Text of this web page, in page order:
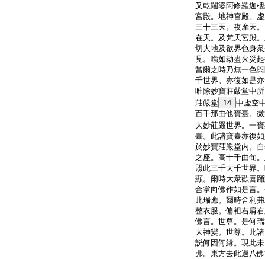
叉乾闥婆阿修羅迦
宮殿。地神宮殿。
三十三天。夜摩天
在天。及梵天宮殿
切大地及欲界色身
見。喩如劫盡火災
當爾之時乃無一色
千世界。亦復如是
唯除妙寶莊嚴堂中
莊嚴堂 14 中虚空
百千那由他寶臺。
大妙莊嚴世界。一
臺。此諸寶臺亦復
於妙寶莊嚴堂内。
之座。高十千由旬
照此三千大千世界
顯。爾時大衆歡喜
合掌向佛作如是言
此瑞應。爾時舍利
整衣服。偏袒右肩
佛言。世尊。是何
大神變。世尊。此
説何因何縁。現此
弗。東方去此過八